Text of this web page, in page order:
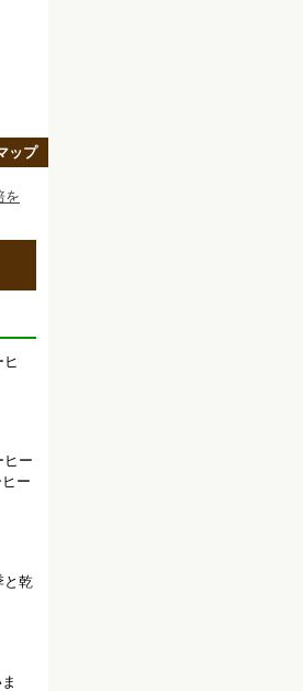
ップ
を
ヒー
ー
と乾